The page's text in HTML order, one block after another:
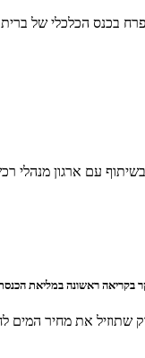
בכנס הכלכלי של
מנהלי רכש ולוגיסטיקה
בקריאה ראשונה במליאת
את מחיר המים